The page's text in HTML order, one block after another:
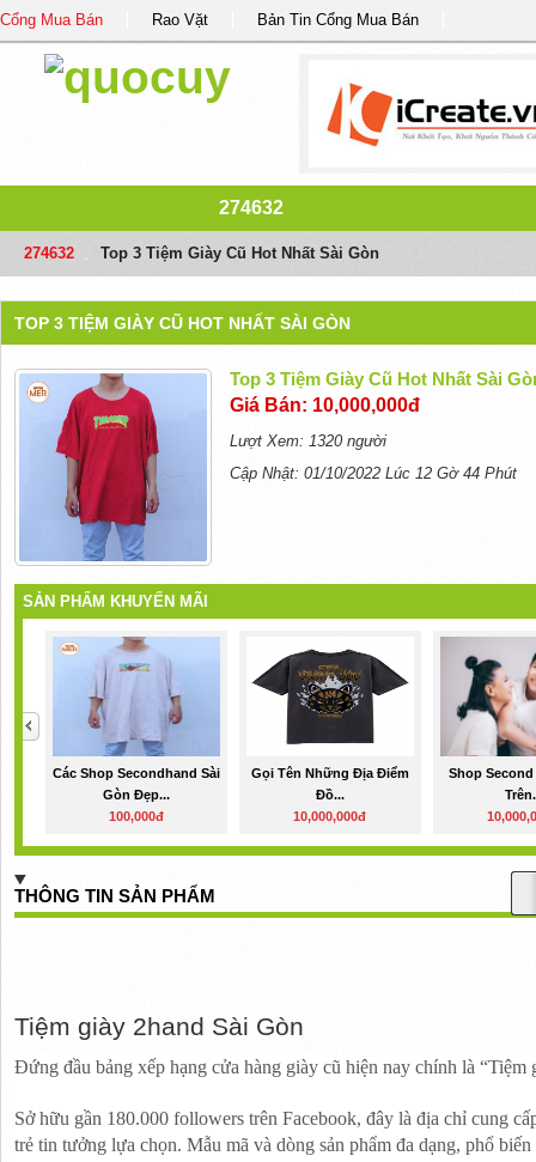
Cổng Mua Bán Rao Vặt Bản Tin Cổng Mua Bán
274632
274632 Top 3 Tiệm Giày Cũ Hot Nhất Sài Gòn
TOP 3 TIỆM GIÀY CŨ HOT NHẤT SÀI GÒN
Top 3 Tiệm Giày Cũ Hot Nhất Sài
Giá Bán: 10,000,000đ
Lượt Xem: 1320 người
Cập Nhật: 01/10/2022 Lúc 12 Gờ 44 Phút
SẢN PHẨM KHUYẾN MÃI
Các Shop Secondhand Sài
Gòn Đẹp...
100,000đ
Gọi Tên Những Địa Điểm
Đồ...
10,000,000đ
Shop
THÔNG TIN SẢN PHẨM
Tiệm giày 2hand Sài Gòn
Đứng đầu bảng xếp hạng cửa hàng giày cũ hiện nay chính là “Tiệm
Sở hữu gần 180.000 followers trên Facebook, đây là địa chỉ cung
trẻ tin tưởng lựa chọn. Mẫu mã và dòng sản phẩm đa dạng, phổ